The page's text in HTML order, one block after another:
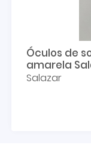
Óculos de
amarela
Salazar